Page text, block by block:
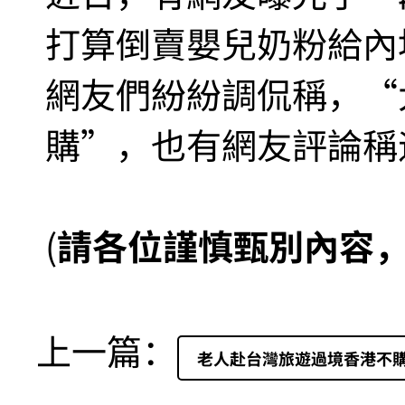
打算倒賣嬰兒奶粉給
網友們紛紛調侃稱，
購”，也有網友評論
(請各位謹慎甄別內容
上一篇： 老人赴台灣旅遊過境香港不